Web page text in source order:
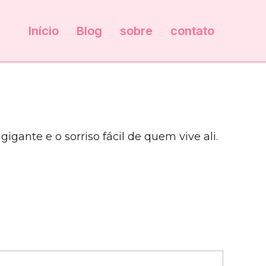
Início Blog sobre contato
e o sorriso fácil de quem vive ali.